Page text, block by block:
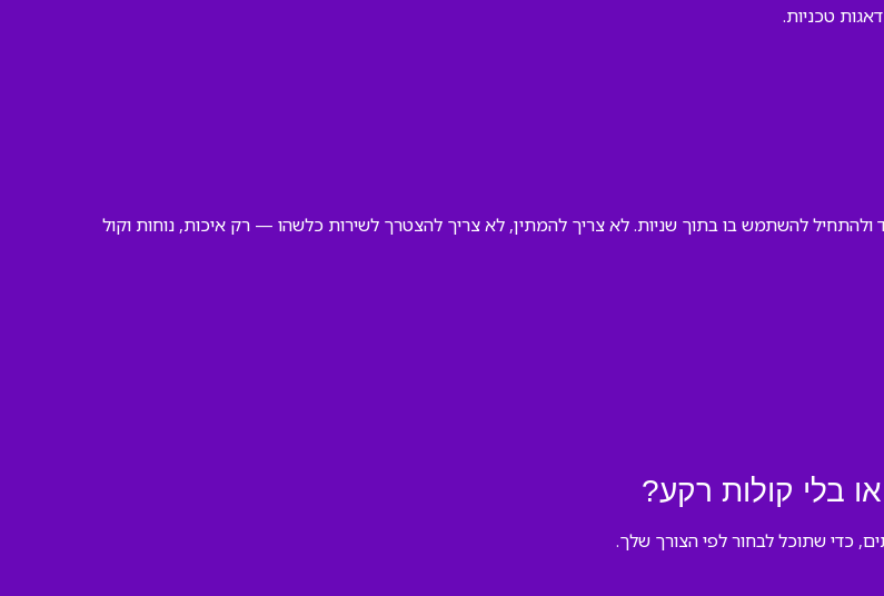
טכניות.
ולהתחיל להשתמש בו בתוך שניות. לא צריך להמתין, לא צריך להצטרך לשירות כלשהו — רק איכות, נוחות וקול
בלי קולות רקע?
כדי שתוכל לבחור לפי הצורך שלך.